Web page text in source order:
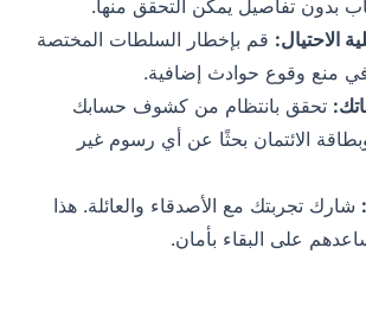
بدون تفاصيل يمكن التحقق منها.
الاحتيال: قم بإخطار السلطات المختصة
منع وقوع حوادث إضافية.
تحقق بانتظام من كشوف حسابك
الائتمان بحثًا عن أي رسوم غير
شارك تجربتك مع الأصدقاء والعائلة. هذا
على البقاء بأمان.